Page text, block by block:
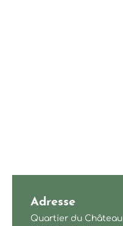
Adresse
Quartier du Château